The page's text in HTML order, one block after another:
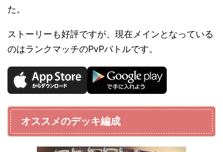
た。
ストーリーも好評ですが、現在メインとなっている
のはランクマッチのPvPバトルです。
オススメのデッキ編成